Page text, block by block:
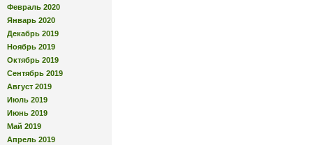
Февраль 2020
Январь 2020
Декабрь 2019
Ноябрь 2019
Октябрь 2019
Сентябрь 2019
Август 2019
Июль 2019
Июнь 2019
Май 2019
Апрель 2019